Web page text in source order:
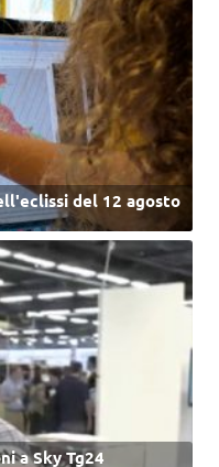
del 12 agosto
a Sky Tg24